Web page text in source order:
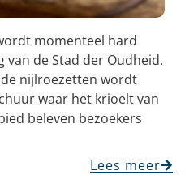
momenteel hard
de Stad der Oudheid.
nijlroezetten wordt
waar het krioelt van
beleven bezoekers
Lees meer